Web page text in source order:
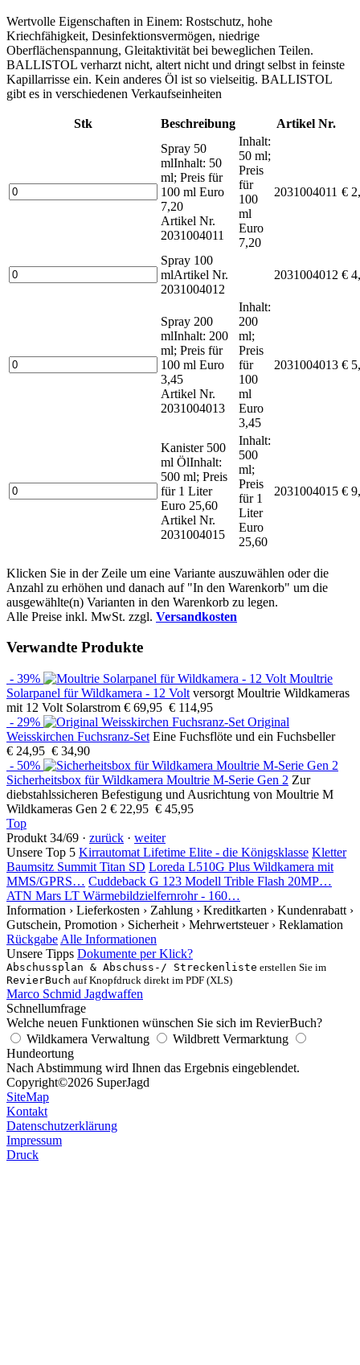
Wertvolle Eigenschaften in Einem: Rostschutz, hohe
Kriechfähigkeit, Desinfektionsvermögen, niedrige
Oberflächenspannung, Gleitaktivität bei beweglichen Teilen.
BALLISTOL verharzt nicht, altert nicht und dringt selbst in feinste
Kapillarrisse ein. Kein anderes Öl ist so vielseitig. BALLISTOL
gibt es in verschiedenen Verkaufseinheiten
Stk Beschreibung
Artikel Nr.
Spray 50
mlInhalt: 50
ml; Preis für
100 ml Euro
7,20
Artikel Nr.
2031004011
Inhalt:
50 ml;
Preis
für
100
ml
Euro
7,20
2031004011 €
Spray 100
mlArtikel Nr.
2031004012
2031004012 €
Spray 200
mlInhalt: 200
ml; Preis für
100 ml Euro
3,45
Artikel Nr.
2031004013
Inhalt:
200
ml;
Preis
für
100
ml
Euro
3,45
2031004013 €
Kanister 500
ml ÖlInhalt:
500 ml; Preis
für 1 Liter
Euro 25,60
Artikel Nr.
2031004015
Inhalt:
500
ml;
Preis
für 1
Liter
Euro
25,60
2031004015 €
Klicken Sie in der Zeile um eine Variante auszuwählen oder die
Anzahl zu erhöhen und danach auf "In den Warenkorb" um die
ausgewählte(n) Varianten in den Warenkorb zu legen.
Alle Preise inkl. MwSt. zzgl. Versandkosten
Verwandte Produkte
- 39%
Moultrie
Solarpanel für Wildkamera - 12 Volt versorgt Moultrie Wildkameras
mit 12 Volt Solarstrom € 69,95 € 114,95
- 29%
Original
Weisskirchen Fuchsranz-Set Eine Fuchsflöte und ein Fuchsbeller
€ 24,95 € 34,90
- 50%
Sicherheitsbox für Wildkamera Moultrie M-Serie Gen 2 Zur
diebstahlssicheren Befestigung und Ausrichtung von Moultrie M
Wildkameras Gen 2 € 22,95 € 45,95
Top
Produkt 34/69 · zurück · weiter
Unsere Top 5 Kirrautomat Lifetime Elite - die Königsklasse Kletter
Baumsitz Summit Titan SD Loreda L510G Plus Wildkamera mit
MMS/GPRS… Cuddeback G 123 Modell Trible Flash 20MP…
ATN Mars LT Wärmebildzielfernrohr - 160…
Information › Lieferkosten › Zahlung › Kreditkarten › Kundenrabatt ›
Gutschein, Promotion › Sicherheit › Mehrwertsteuer › Reklamation
Rückgabe Alle Informationen
Unsere Tipps Dokumente per Klick?
Abschussplan & Abschuss-/ Streckenliste erstellen Sie im
RevierBuch auf Knopfdruck direkt im PDF (XLS)
Marco Schmid Jagdwaffen
Schnellumfrage
Welche neuen Funktionen wünschen Sie sich im RevierBuch?
Wildkamera Verwaltung
Wildbrett Vermarktung
Hundeortung
Nach Abstimmung wird Ihnen das Ergebnis eingeblendet.
Copyright©2026 SuperJagd
SiteMap
Kontakt
Datenschutzerklärung
Impressum
Druck